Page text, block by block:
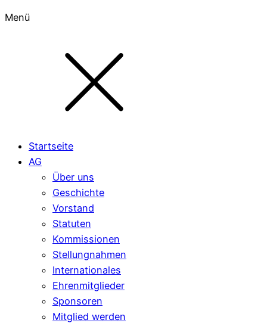
Menü
Startseite
AG
Über uns
Geschichte
Vorstand
Statuten
Kommissionen
Stellungnahmen
Internationales
Ehrenmitglieder
Sponsoren
Mitglied werden